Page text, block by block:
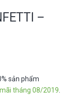
–
sản phẩm
tháng 08/2019.